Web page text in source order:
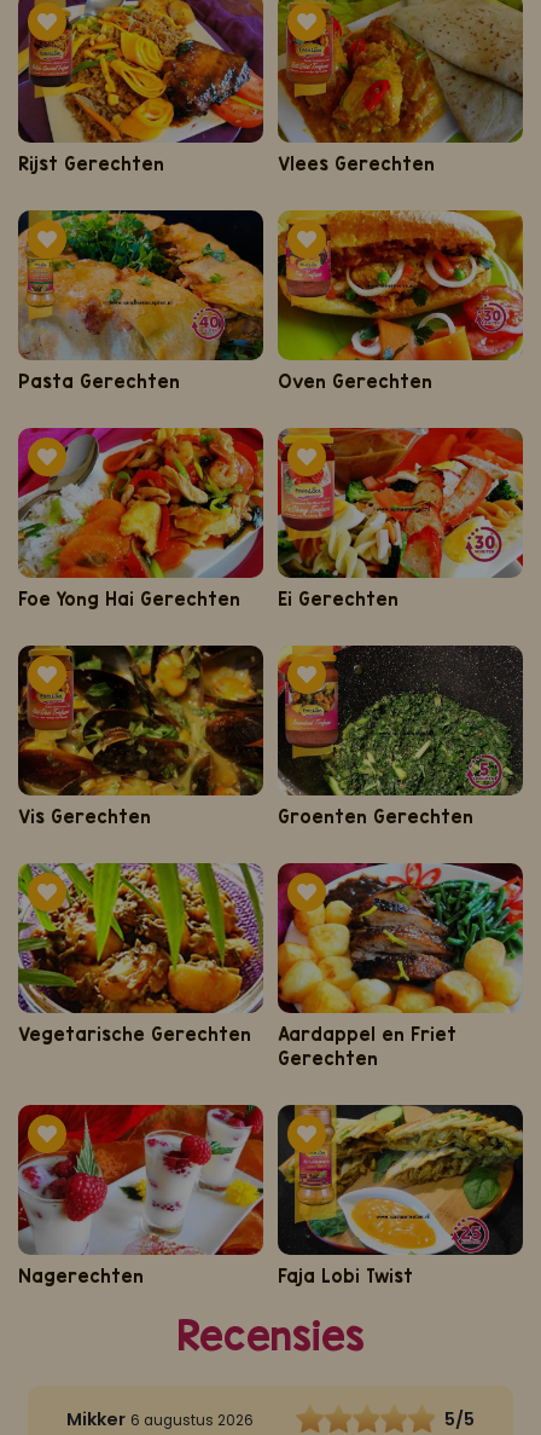
Rijst Gerechten Vlees Gerechten
Pasta Gerechten Oven Gerechten
Foe Yong Hai Gerechten Ei Gerechten
Vis Gerechten Groenten Gerechten
Vegetarische Gerechten
Aardappel en Friet
Gerechten
Nagerechten Faja Lobi Twist
Recensies
Mikker 6 augustus 2026 5/5